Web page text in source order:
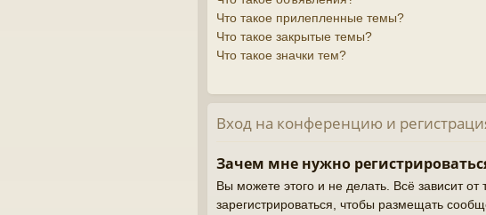
Что такое прилепленные темы?
Что такое закрытые темы?
Что такое значки тем?
Вход на конференцию и
Зачем мне нужно
Вы можете этого и не делать. Всё зависит
зарегистрироваться, чтобы размещать